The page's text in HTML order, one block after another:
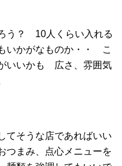
う？ 10人くらい入れる
いかがなものか・・ こ
いいかも 広さ、雰囲気
てそうな店であればいい
まみ、点心メニューを